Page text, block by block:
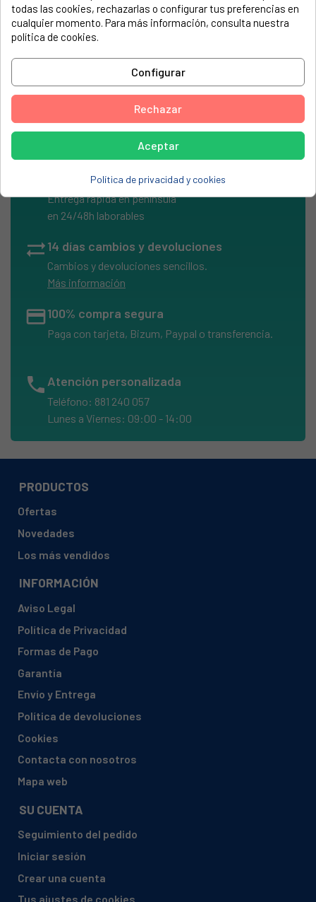
electrodoméstico. Suele estar formado por números y
letras.
CONDENSADOR PERMANENTE 70MF, 450V
Envíos Express
Entrega rápida en península
en 24/48h laborables
sync_alt14 días cambios y devoluciones
Cambios y devoluciones sencillos.
Más información
credit_card100% compra segura
Paga con tarjeta, Bizum, Paypal o transferencia.
phone Atención personalizada
Teléfono: 881 240 057
Lunes a Viernes: 09:00 - 14:00
PRODUCTOS
Ofertas
Novedades
Los más vendidos
INFORMACIÓN
Aviso Legal
Política de Privacidad
Formas de Pago
Garantía
Envío y Entrega
Política de devoluciones
Cookies
Contacta con nosotros
Mapa web
SU CUENTA
Seguimiento del pedido
Iniciar sesión
Crear una cuenta
Tus ajustes de cookies
todas las cookies, rechazarlas o configurar tus preferencias en
cualquier momento. Para más información, consulta nuestra
política de cookies.
Configurar
Rechazar
Aceptar
Política de privacidad y cookies